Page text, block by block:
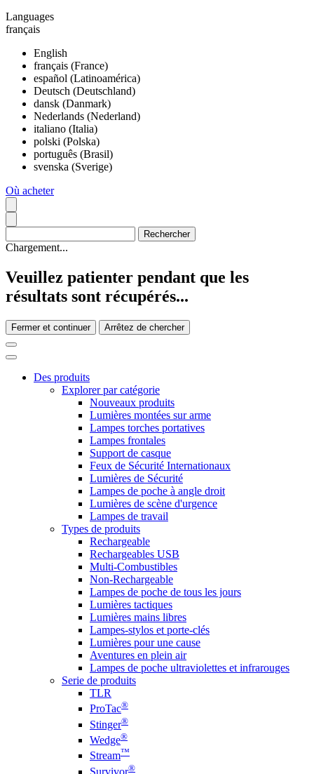
Languages
français
English
français (France)
español (Latinoamérica)
Deutsch (Deutschland)
dansk (Danmark)
Nederlands (Nederland)
italiano (Italia)
polski (Polska)
português (Brasil)
svenska (Sverige)
Où acheter
Chargement...
Veuillez patienter pendant que les
résultats sont récupérés...
Fermer et continuer Arrêtez de chercher
Des produits
Explorer par catégorie
Nouveaux produits
Lumières montées sur arme
Lampes torches portatives
Lampes frontales
Support de casque
Feux de Sécurité Internationaux
Lumières de Sécurité
Lampes de poche à angle droit
Lumières de scène d'urgence
Lampes de travail
Types de produits
Rechargeable
Rechargeables USB
Multi-Combustibles
Non-Rechargeable
Lampes de poche de tous les jours
Lumières tactiques
Lumières mains libres
Lampes-stylos et porte-clés
Lumières pour une cause
Aventures en plein air
Lampes de poche ultraviolettes et infrarouges
Serie de produits
TLR
ProTac®
Stinger®
Wedge®
Stream™
Survivor®